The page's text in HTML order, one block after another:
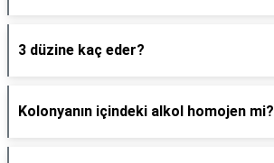
3 düzine kaç eder?
Kolonyanın içindeki alkol homojen mi?